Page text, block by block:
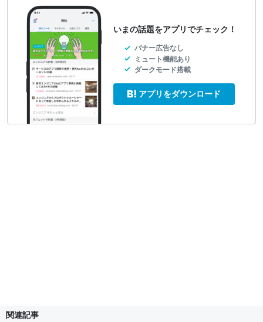
いまの話題をアプリでチェック！
バナー広告なし
ミュート機能あり
ダークモード搭載
アプリをダウンロード
関連記事